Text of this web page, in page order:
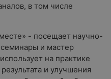
в том числе
- посещает научно-
и мастер
на практике
и улучшения